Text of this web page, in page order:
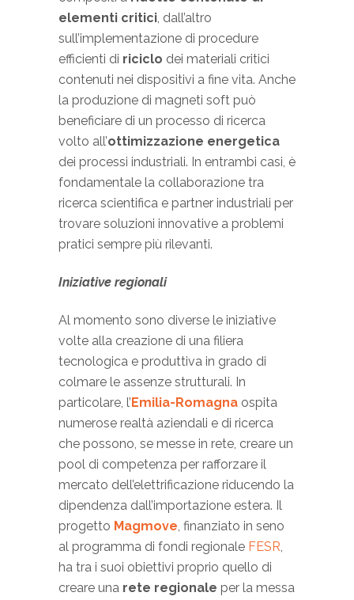
elementi critici, dall’altro
sull’implementazione di procedure
efficienti di riciclo dei materiali critici
contenuti nei dispositivi a fine vita. Anche
la produzione di magneti soft può
beneficiare di un processo di ricerca
volto all’ottimizzazione energetica
dei processi industriali. In entrambi casi, è
fondamentale la collaborazione tra
ricerca scientifica e partner industriali per
trovare soluzioni innovative a problemi
pratici sempre più rilevanti.
Iniziative regionali
Al momento sono diverse le iniziative
volte alla creazione di una filiera
tecnologica e produttiva in grado di
colmare le assenze strutturali. In
particolare, l’Emilia-Romagna ospita
numerose realtà aziendali e di ricerca
che possono, se messe in rete, creare un
pool di competenza per rafforzare il
mercato dell’elettrificazione riducendo la
dipendenza dall’importazione estera. Il
progetto Magmove, finanziato in seno
al programma di fondi regionale FESR,
ha tra i suoi obiettivi proprio quello di
creare una rete regionale per la messa